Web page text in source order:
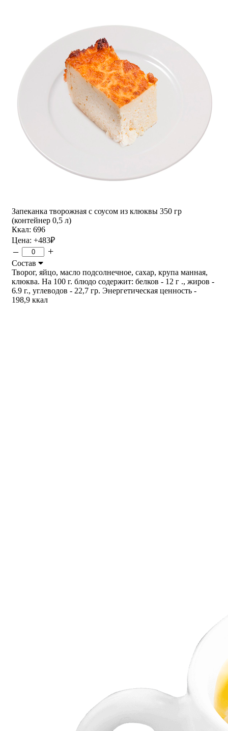
Запеканка творожная с соусом из клюквы 350 гр
(контейнер 0,5 л)
Ккал: 696
Цена: +483₽
– +
Состав
Творог, яйцо, масло подсолнечное, сахар, крупа манная,
клюква. На 100 г. блюдо содержит: белков - 12 г ., жиров -
6.9 г., углеводов - 22,7 гр. Энергетическая ценность -
198,9 ккал